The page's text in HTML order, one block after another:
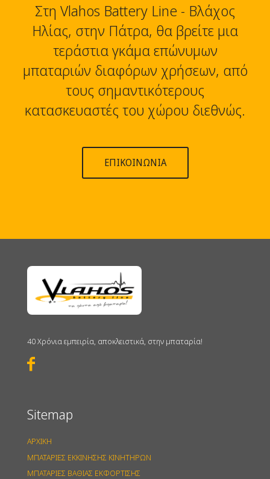
Στη Vlahos Battery Line - Βλάχος
Ηλίας, στην Πάτρα, θα βρείτε μια
τεράστια γκάμα επώνυμων
μπαταριών διαφόρων χρήσεων, από
τους σημαντικότερους
κατασκευαστές του χώρου διεθνώς.
ΕΠΙΚΟΙΝΩΝΙΑ
40 Χρόνια εμπειρία, αποκλειστικά, στην μπαταρία!
Sitemap
ΑΡΧΙΚΗ
ΜΠΑΤΑΡΙΕΣ ΕΚΚΙΝΗΣΗΣ ΚΙΝΗΤΗΡΩΝ
ΜΠΑΤΑΡΙΕΣ ΒΑΘΙΑΣ ΕΚΦΟΡΤΙΣΗΣ